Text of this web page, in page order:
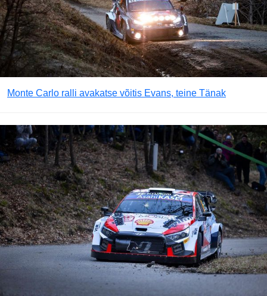
Monte Carlo ralli avakatse võitis Evans, teine Tänak